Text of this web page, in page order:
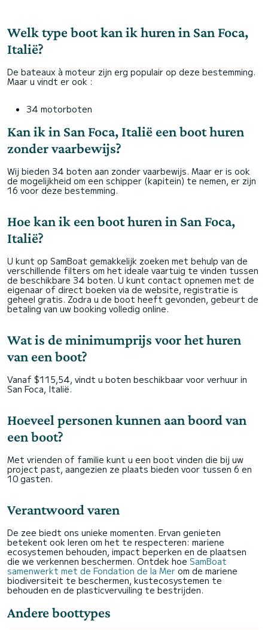
Welk type boot kan ik huren in San Foca,
Italië?
De bateaux à moteur zijn erg populair op deze bestemming.
Maar u vindt er ook :
34 motorboten
Kan ik in San Foca, Italië een boot huren
zonder vaarbewijs?
Wij bieden 34 boten aan zonder vaarbewijs. Maar er is ook
de mogelijkheid om een schipper (kapitein) te nemen, er zijn
16 voor deze bestemming.
Hoe kan ik een boot huren in San Foca,
Italië?
U kunt op SamBoat gemakkelijk zoeken met behulp van de
verschillende filters om het ideale vaartuig te vinden tussen
de beschikbare 34 boten. U kunt contact opnemen met de
eigenaar of direct boeken via de website, registratie is
geheel gratis. Zodra u de boot heeft gevonden, gebeurt de
betaling van uw booking volledig online.
Wat is de minimumprijs voor het huren
van een boot?
Vanaf $115,54, vindt u boten beschikbaar voor verhuur in
San Foca, Italië.
Hoeveel personen kunnen aan boord van
een boot?
Met vrienden of familie kunt u een boot vinden die bij uw
project past, aangezien ze plaats bieden voor tussen 6 en
10 gasten.
Verantwoord varen
De zee biedt ons unieke momenten. Ervan genieten
betekent ook leren om het te respecteren: mariene
ecosystemen behouden, impact beperken en de plaatsen
die we verkennen beschermen. Ontdek hoe SamBoat
samenwerkt met de Fondation de la Mer om de mariene
biodiversiteit te beschermen, kustecosystemen te
behouden en de plasticvervuiling te bestrijden.
Andere boottypes